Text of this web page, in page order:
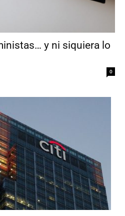
y ni siquiera lo
0